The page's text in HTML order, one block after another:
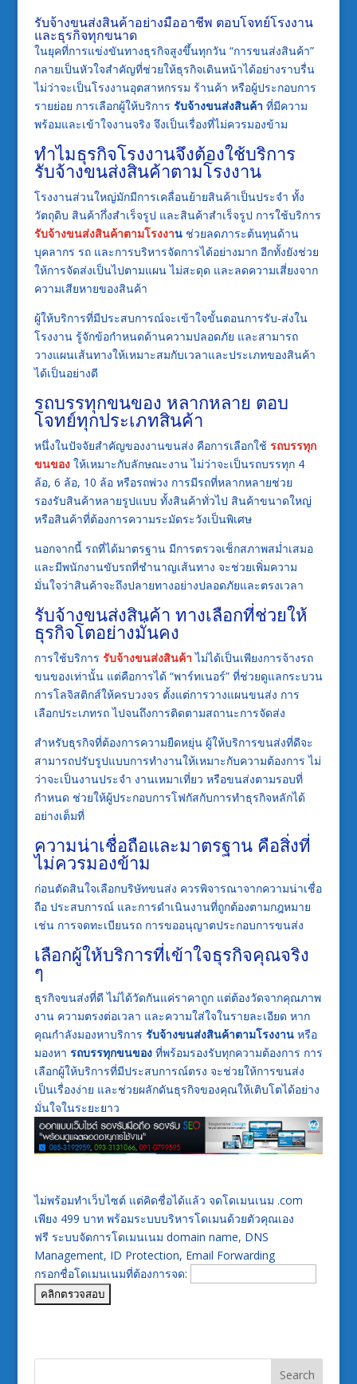
รับจ้างขนส่งสินค้าอย่างมืออาชีพ ตอบโจทย์โรงงาน
และธุรกิจทุกขนาด
ในยุคที่การแข่งขันทางธุรกิจสูงขึ้นทุกวัน “การขนส่งสินค้า”
กลายเป็นหัวใจสำคัญที่ช่วยให้ธุรกิจเดินหน้าได้อย่างราบรื่น
ไม่ว่าจะเป็นโรงงานอุตสาหกรรม ร้านค้า หรือผู้ประกอบการ
รายย่อย การเลือกผู้ให้บริการ รับจ้างขนส่งสินค้า ที่มีความ
พร้อมและเข้าใจงานจริง จึงเป็นเรื่องที่ไม่ควรมองข้าม
ทำไมธุรกิจโรงงานจึงต้องใช้บริการ
รับจ้างขนส่งสินค้าตามโรงงาน
โรงงานส่วนใหญ่มักมีการเคลื่อนย้ายสินค้าเป็นประจำ ทั้ง
วัตถุดิบ สินค้ากึ่งสำเร็จรูป และสินค้าสำเร็จรูป การใช้บริการ
รับจ้างขนส่งสินค้าตามโรงงานช่วยลดภาระต้นทุนด้าน
บุคลากร รถ และการบริหารจัดการได้อย่างมาก อีกทั้งยังช่วย
ให้การจัดส่งเป็นไปตามแผน ไม่สะดุด และลดความเสี่ยงจาก
ความเสียหายของสินค้า
ผู้ให้บริการที่มีประสบการณ์จะเข้าใจขั้นตอนการรับ-ส่งใน
โรงงาน รู้จักข้อกำหนดด้านความปลอดภัย และสามารถ
วางแผนเส้นทางให้เหมาะสมกับเวลาและประเภทของสินค้า
ได้เป็นอย่างดี
รถบรรทุกขนของ หลากหลาย ตอบ
โจทย์ทุกประเภทสินค้า
หนึ่งในปัจจัยสำคัญของงานขนส่ง คือการเลือกใช้ รถบรรทุก
ขนของให้เหมาะกับลักษณะงาน ไม่ว่าจะเป็นรถบรรทุก 4
ล้อ, 6 ล้อ, 10 ล้อ หรือรถพ่วง การมีรถที่หลากหลายช่วย
รองรับสินค้าหลายรูปแบบ ทั้งสินค้าทั่วไป สินค้าขนาดใหญ่
หรือสินค้าที่ต้องการความระมัดระวังเป็นพิเศษ
นอกจากนี้ รถที่ได้มาตรฐาน มีการตรวจเช็กสภาพสม่ำเสมอ
และมีพนักงานขับรถที่ชำนาญเส้นทาง จะช่วยเพิ่มความ
มั่นใจว่าสินค้าจะถึงปลายทางอย่างปลอดภัยและตรงเวลา
รับจ้างขนส่งสินค้า ทางเลือกที่ช่วยให้
ธุรกิจโตอย่างมั่นคง
การใช้บริการ รับจ้างขนส่งสินค้า ไม่ได้เป็นเพียงการจ้างรถ
ขนของเท่านั้น แต่คือการได้ “พาร์ทเนอร์” ที่ช่วยดูแลกระบวน
การโลจิสติกส์ให้ครบวงจร ตั้งแต่การวางแผนขนส่ง การ
เลือกประเภทรถ ไปจนถึงการติดตามสถานะการจัดส่ง
สำหรับธุรกิจที่ต้องการความยืดหยุ่น ผู้ให้บริการขนส่งที่ดีจะ
สามารถปรับรูปแบบการทำงานให้เหมาะกับความต้องการ ไม่
ว่าจะเป็นงานประจำ งานเหมาเที่ยว หรือขนส่งตามรอบที่
กำหนด ช่วยให้ผู้ประกอบการโฟกัสกับการทำธุรกิจหลักได้
อย่างเต็มที่
ความน่าเชื่อถือและมาตรฐาน คือสิ่งที่
ไม่ควรมองข้าม
ก่อนตัดสินใจเลือกบริษัทขนส่ง ควรพิจารณาจากความน่าเชื่อ
ถือ ประสบการณ์ และการดำเนินงานที่ถูกต้องตามกฎหมาย
เช่น การจดทะเบียนรถ การขออนุญาตประกอบการขนส่ง
เลือกผู้ให้บริการที่เข้าใจธุรกิจคุณจริง
ๆ
ธุรกิจขนส่งที่ดี ไม่ได้วัดกันแค่ราคาถูก แต่ต้องวัดจากคุณภาพ
งาน ความตรงต่อเวลา และความใส่ใจในรายละเอียด หาก
คุณกำลังมองหาบริการ รับจ้างขนส่งสินค้าตามโรงงานหรือ
มองหา รถบรรทุกขนของที่พร้อมรองรับทุกความต้องการ การ
เลือกผู้ให้บริการที่มีประสบการณ์ตรง จะช่วยให้การขนส่ง
เป็นเรื่องง่าย และช่วยผลักดันธุรกิจของคุณให้เติบโตได้อย่าง
มั่นใจในระยะยาว
ไม่พร้อมทำเว็บไซต์ แต่คิดชื่อได้แล้ว จดโดเมนเนม .com
เพียง 499 บาท พร้อมระบบบริหารโดเมนด้วยตัวคุณเอง
ฟรี ระบบจัดการโดเมนเนม domain name, DNS
Management, ID Protection, Email Forwarding
กรอกชื่อโดเมนเนมที่ต้องการจด: